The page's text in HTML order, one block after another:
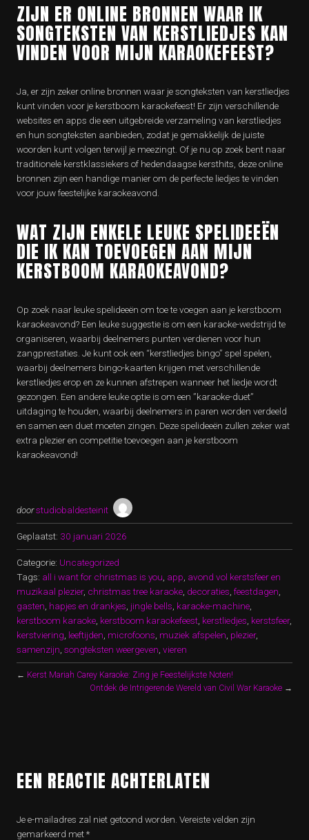
ZIJN ER ONLINE BRONNEN WAAR IK
SONGTEKSTEN VAN KERSTLIEDJES KAN
VINDEN VOOR MIJN KARAOKEFEEST?
Ja, er zijn zeker online bronnen waar je songteksten van kerstliedjes
kunt vinden voor je kerstboom karaokefeest! Er zijn verschillende
websites en apps die een uitgebreide verzameling van kerstliedjes
en hun songteksten aanbieden, zodat je gemakkelijk de juiste
woorden kunt volgen terwijl je meezingt. Of je nu op zoek bent naar
traditionele kerstklassiekers of hedendaagse kersthits, deze online
bronnen zijn een handige manier om de perfecte liedjes te vinden
voor jouw feestelijke karaokeavond.
WAT ZIJN ENKELE LEUKE SPELIDEEËN
DIE IK KAN TOEVOEGEN AAN MIJN
KERSTBOOM KARAOKEAVOND?
Op zoek naar leuke spelideeën om toe te voegen aan je kerstboom
karaokeavond? Een leuke suggestie is om een karaoke-wedstrijd te
organiseren, waarbij deelnemers punten verdienen voor hun
zangprestaties. Je kunt ook een “kerstliedjes bingo” spel spelen,
waarbij deelnemers bingo-kaarten krijgen met verschillende
kerstliedjes erop en ze kunnen afstrepen wanneer het liedje wordt
gezongen. Een andere leuke optie is om een ​​”karaoke-duet”
uitdaging te houden, waarbij deelnemers in paren worden verdeeld
en samen een duet moeten zingen. Deze spelideeën zullen zeker wat
extra plezier en competitie toevoegen aan je kerstboom
karaokeavond!
doorstudiobaldesteinit
Geplaatst: 30 januari 2026
Categorie: Uncategorized
Tags: all i want for christmas is you app avond vol kerstsfeer en
muzikaal plezier, christmas tree karaoke decoraties feestdagen
gasten hapjes en drankjes jingle bells karaoke-machine
kerstboom karaoke kerstboom karaokefeest kerstliedjes kerstsfeer,
kerstviering leeftijden microfoons muziek afspelen plezier,
samenzijn songteksten weergeven vieren
← Kerst Mariah Carey Karaoke: Zing je Feestelijkste Noten!
Ontdek de Intrigerende Wereld van Civil War Karaoke →
EEN REACTIE ACHTERLATEN
Je e-mailadres zal niet getoond worden. Vereiste velden zijn
gemarkeerd met*